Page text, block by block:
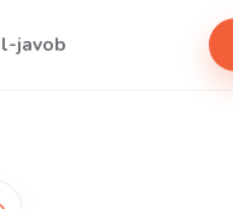
javob